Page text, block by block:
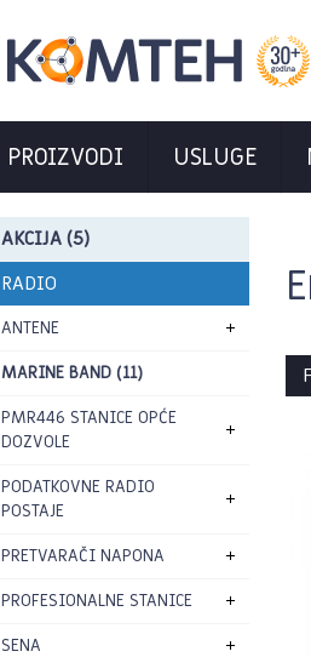
PROIZVODI USLUGE
AKCIJA (5)
RADIO
ANTENE
MARINE BAND (11)
PMR446 STANICE OPĆE
DOZVOLE
PODATKOVNE RADIO
POSTAJE
PRETVARAČI NAPONA
PROFESIONALNE STANICE
SENA